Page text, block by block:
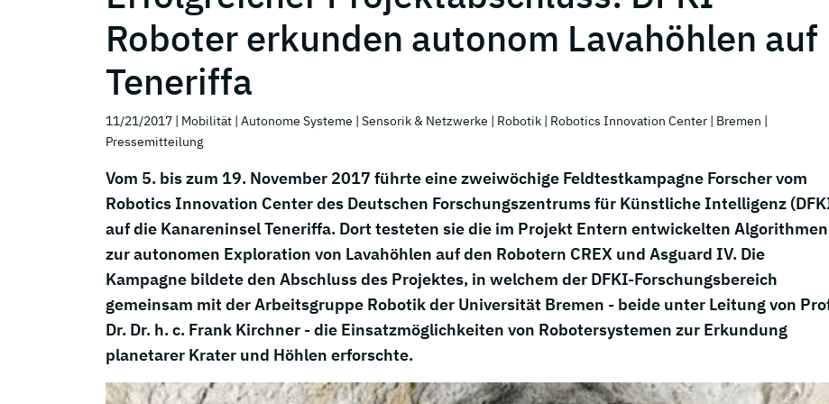
Roboter erkunden autonom Lavahöhlen auf
Teneriffa
11/21/2017 | Mobilität | Autonome Systeme | Sensorik & Netzwerke | Robotik | Robotics Innovation Center | Bremen |
Pressemitteilung
Vom 5. bis zum 19. November 2017 führte eine zweiwöchige Feldtestkampagne Forscher vom
Robotics Innovation Center des Deutschen Forschungszentrums für Künstliche Intelligenz
auf die Kanareninsel Teneriffa. Dort testeten sie die im Projekt Entern entwickelten Algorithmen
zur autonomen Exploration von Lavahöhlen auf den Robotern CREX und Asguard IV. Die
Kampagne bildete den Abschluss des Projektes, in welchem der DFKI-Forschungsbereich
gemeinsam mit der Arbeitsgruppe Robotik der Universität Bremen - beide unter Leitung von
Dr. Dr. h. c. Frank Kirchner - die Einsatzmöglichkeiten von Robotersystemen zur Erkundung
planetarer Krater und Höhlen erforschte.